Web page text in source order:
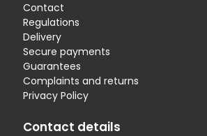
Contact
Regulations
Delivery
Secure payments
Guarantees
Complaints and returns
Privacy Policy
Contact details